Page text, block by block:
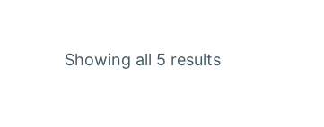
Showing all 5 results